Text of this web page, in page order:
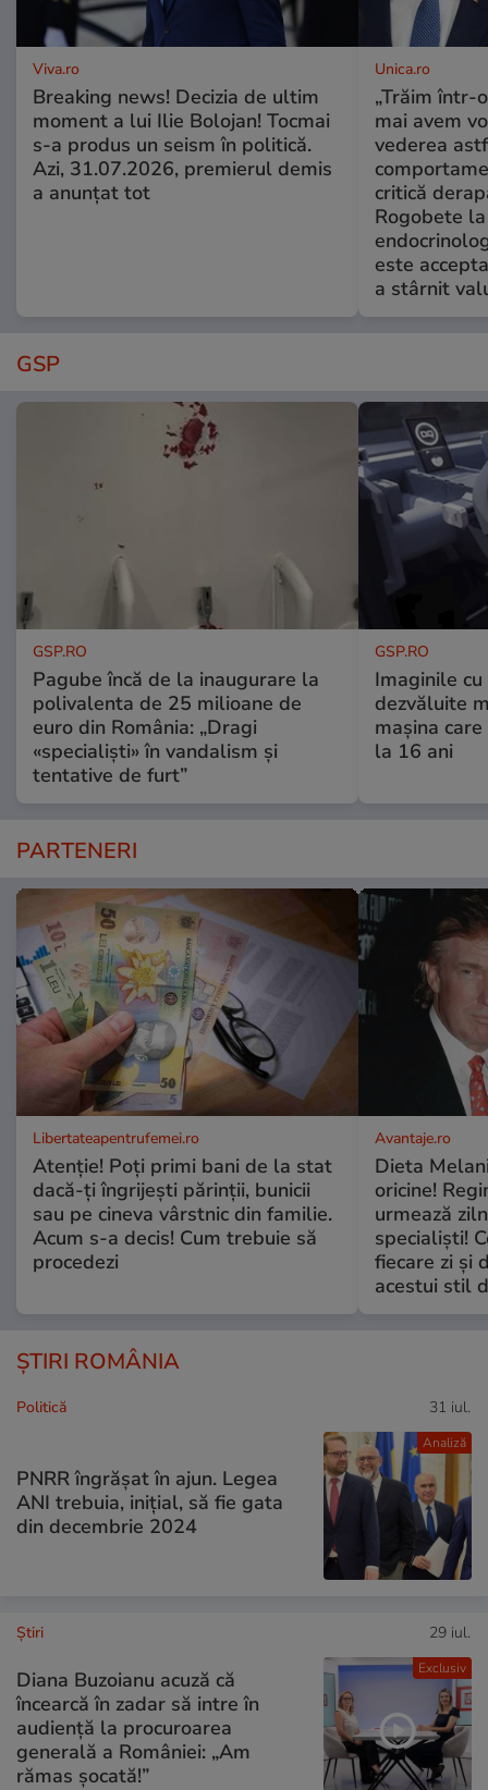
Viva.ro
Breaking news! Decizia de ultim
moment a lui Ilie Bolojan! Tocmai
s-a produs un seism în politică.
Azi, 31.07.2026, premierul demis
a anunțat tot
Unica.ro
„Trăim într-
mai avem
vederea
critică
Rogobete
este
a stârnit
GSP
GSP.RO
Pagube încă de la inaugurare la
polivalenta de 25 milioane de
euro din România: „Dragi
«specialiști» în vandalism și
tentative de furt”
GSP.RO
Imaginile
dezvăluite
mașina
la 16 ani
PARTENERI
Libertateapentrufemei.ro
Atenție! Poți primi bani de la stat
dacă-ți îngrijești părinții, bunicii
sau pe cineva vârstnic din familie.
Acum s-a decis! Cum trebuie să
procedezi
Avantaje.ro
Dieta
oricine!
urmează
specialiști!
fiecare zi și
acestui stil
ȘTIRI ROMÂNIA
Analiză
Politică 31 iul.
PNRR îngrășat în ajun. Legea
ANI trebuia, inițial, să fie gata
din decembrie 2024
Exclusiv
Ştiri 29 iul.
Diana Buzoianu acuză că
încearcă în zadar să intre în
audiență la procuroarea
generală a României: „Am
rămas șocată!”